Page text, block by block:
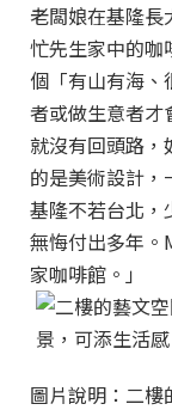
老闆娘在基隆
忙先生家中的咖
個「有山有海、
者或做生意者才
就沒有回頭路，
的是美術設計
基隆不若台北，
無悔付出多年。
家咖啡館。」
圖片說明：二